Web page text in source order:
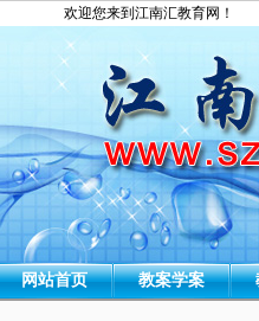
欢迎您来到江南汇教育网！
网站首页 教案学案